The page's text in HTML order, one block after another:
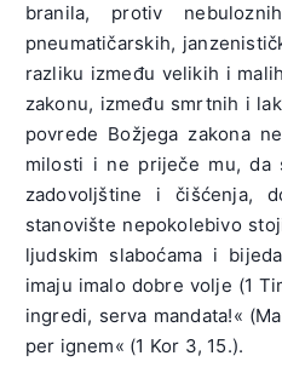
branila, protiv
pneumatičarskih,
razliku između velikih i
zakonu, između smrtnih i
povrede Božjega zakona
milosti i ne priječe mu, da
zadovoljštine i čišćenja,
stanovište nepokolebivo
ljudskim slaboćama i
imaju imalo dobre volje (1
ingredi, serva mandata!«
per ignem« (1 Kor 3, 15.).